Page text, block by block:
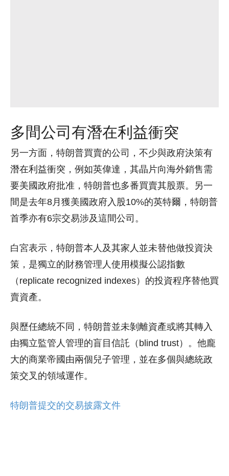
多間公司有潛在利益衝突
另一方面，特朗普買賣的公司，不少與政府決策有
潛在利益衝突，例如英偉達，其晶片向海外銷售需
要美國政府批准，特朗普也多番買賣其股票。另一
間是去年8月獲美國政府入股10%的英特爾，特朗普
首季亦有6宗交易涉及這間公司。
白宮表示，特朗普本人及其家人並未替他做投資決
策，是獨立的財務管理人使用模擬公認指數
（replicate recognized indexes）的投資程序替他買
賣資產。
與歷任總統不同，特朗普並未剝離資產或將其轉入
由獨立監管人管理的盲目信託（blind trust）。他龐
大的商業帝國由兩個兒子管理，並在多個與總統政
策交叉的領域運作。
特朗普提交的交易披露文件